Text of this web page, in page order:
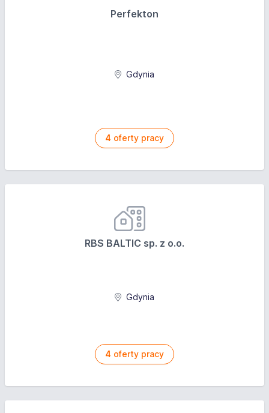
Perfekton
Gdynia
4 oferty pracy
RBS BALTIC sp. z o.o.
Gdynia
4 oferty pracy